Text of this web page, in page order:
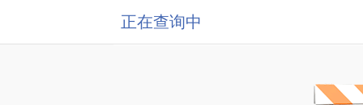
正在查询中